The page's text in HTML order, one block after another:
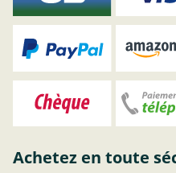
Achetez en toute